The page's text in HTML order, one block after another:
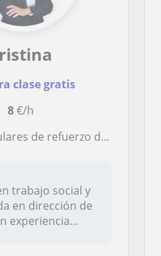
clase gratis
8€/h
todas las asignsturas de primaria y latin en ESO
trabajo social y
en dirección de
experiencia...